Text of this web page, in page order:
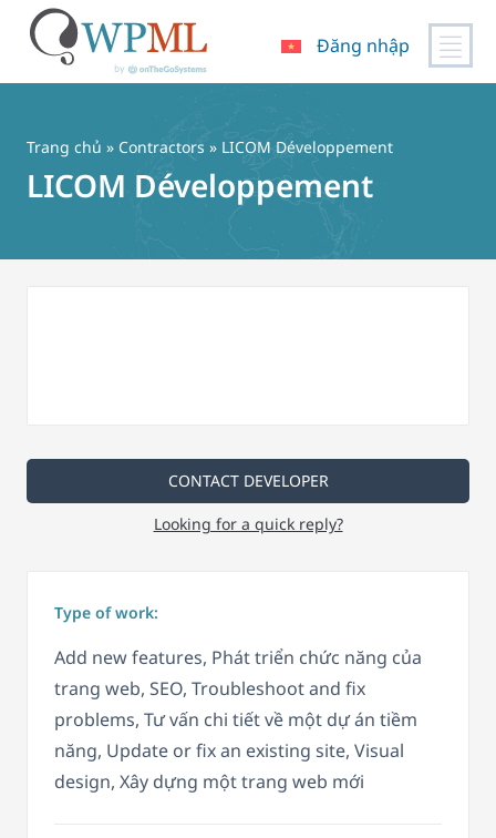
Đăng nhập
Trang chủ » Contractors » LICOM Développement
LICOM Développement
CONTACT DEVELOPER
Looking for a quick reply?
Type of work:
Add new features, Phát triển chức năng của
trang web, SEO, Troubleshoot and fix
problems, Tư vấn chi tiết về một dự án tiềm
năng, Update or fix an existing site, Visual
design, Xây dựng một trang web mới